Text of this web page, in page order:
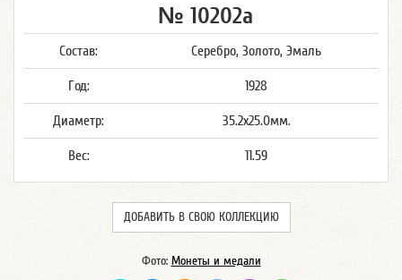
№ 10202а
Состав: Серебро, Золото, Эмаль
Год: 1928
Диаметр: 35.2x25.0мм.
Вес: 11.59
ДОБАВИТЬ В СВОЮ КОЛЛЕКЦИЮ
Фото: Монеты и медали